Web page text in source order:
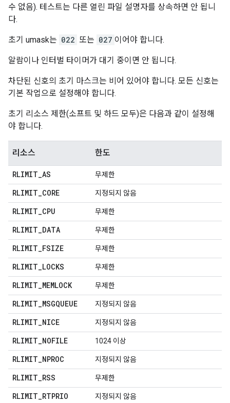
수 없음). 테스트는 다른 열린 파일 설명자를 상속하면 안 됩니
다.
초기 umask는 022 또는 027 이어야 합니다.
알람이나 인터벌 타이머가 대기 중이면 안 됩니다.
차단된 신호의 초기 마스크는 비어 있어야 합니다. 모든 신호는
기본 작업으로 설정해야 합니다.
초기 리소스 제한(소프트 및 하드 모두)은 다음과 같이 설정해
야 합니다.
리소스 한도
RLIMIT_AS 무제한
RLIMIT_CORE 지정되지 않음
RLIMIT_CPU 무제한
RLIMIT_DATA 무제한
RLIMIT_FSIZE 무제한
RLIMIT_LOCKS 무제한
RLIMIT_MEMLOCK 무제한
RLIMIT_MSGQUEUE 지정되지 않음
RLIMIT_NICE 지정되지 않음
RLIMIT_NOFILE 1024 이상
RLIMIT_NPROC 지정되지 않음
RLIMIT_RSS 무제한
RLIMIT_RTPRIO 지정되지 않음